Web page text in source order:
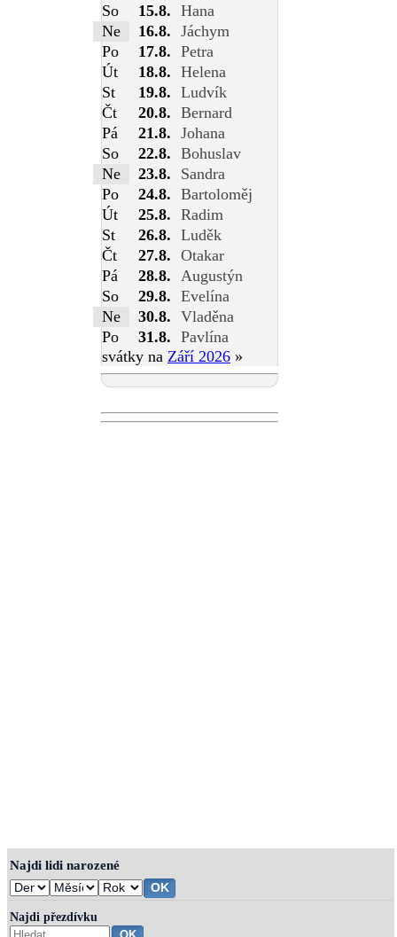
So
15.8. Hana
Ne
16.8. Jáchym
Po
17.8. Petra
Út
18.8. Helena
St
19.8. Ludvík
Čt
20.8. Bernard
Pá
21.8. Johana
So
22.8. Bohuslav
Ne
23.8.
Sandra
Po
24.8. Bartoloměj
Út
25.8. Radim
St
26.8. Luděk
Čt
27.8. Otakar
Pá
28.8.
Augustýn
So
29.8. Evelína
Ne
30.8. Vladěna
Po
31.8. Pavlína
svátky na Září 2026 »
Najdi lidi narozené
Najdi přezdívku